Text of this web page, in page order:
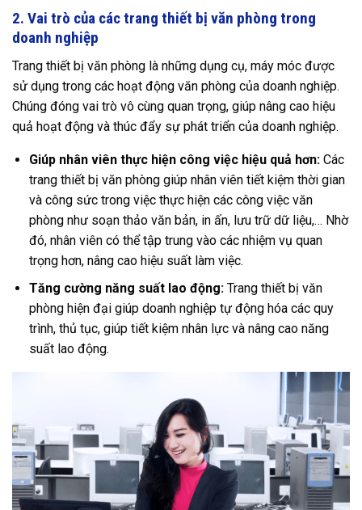
2. Vai trò của các trang thiết bị văn phòng trong
doanh nghiệp
Trang thiết bị văn phòng là những dụng cụ, máy móc được
sử dụng trong các hoạt động văn phòng của doanh nghiệp.
Chúng đóng vai trò vô cùng quan trọng, giúp nâng cao hiệu
quả hoạt động và thúc đẩy sự phát triển của doanh nghiệp.
Giúp nhân viên thực hiện công việc hiệu quả hơn:Các
trang thiết bị văn phòng giúp nhân viên tiết kiệm thời gian
và công sức trong việc thực hiện các công việc văn
phòng như soạn thảo văn bản, in ấn, lưu trữ dữ liệu,… Nhờ
đó, nhân viên có thể tập trung vào các nhiệm vụ quan
trọng hơn, nâng cao hiệu suất làm việc.
Tăng cường năng suất lao động:Trang thiết bị văn
phòng hiện đại giúp doanh nghiệp tự động hóa các quy
trình, thủ tục, giúp tiết kiệm nhân lực và nâng cao năng
suất lao động.